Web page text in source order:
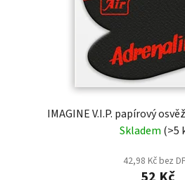
IMAGINE V.I.P. papírový
Skladem (>5
42,98 Kč bez